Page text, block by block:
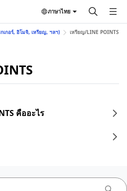
ภาษาไทย
กอร์, อิโมจิ, เหรียญ, ฯลฯ) เหรียญ/LINE POINTS
คืออะไร